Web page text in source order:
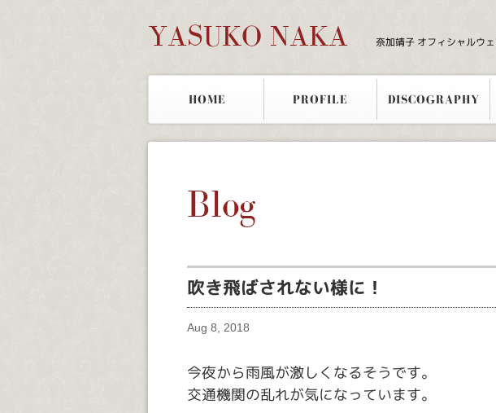
YASUKO NAKA 奈加靖子 オフィシャルウ
HOME PROFILE DISCOGRAPHY
Blog
吹き飛ばされない様に！
Aug 8, 2018
今夜から雨風が激しくなるそうです。
交通機関の乱れが気になっています。